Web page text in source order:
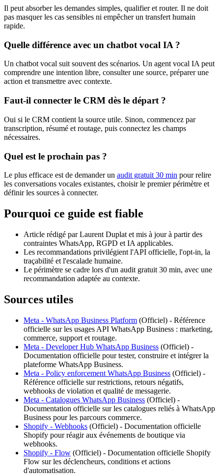
Il peut absorber les demandes simples, qualifier et router. Il ne doit
pas masquer les cas sensibles ni empêcher un transfert humain
rapide.
Quelle différence avec un chatbot vocal IA ?
Un chatbot vocal suit souvent des scénarios. Un agent vocal IA peut
comprendre une intention libre, consulter une source, préparer une
action et transmettre avec contexte.
Faut-il connecter le CRM dès le départ ?
Oui si le CRM contient la source utile. Sinon, commencez par
transcription, résumé et routage, puis connectez les champs
nécessaires.
Quel est le prochain pas ?
Le plus efficace est de demander un audit gratuit 30 min pour relire
les conversations vocales existantes, choisir le premier périmètre et
définir les sources à connecter.
Pourquoi ce guide est fiable
Article rédigé par Laurent Duplat et mis à jour à partir des
contraintes WhatsApp, RGPD et IA applicables.
Les recommandations privilégient l'API officielle, l'opt-in, la
traçabilité et l'escalade humaine.
Le périmètre se cadre lors d'un audit gratuit 30 min, avec une
recommandation adaptée au contexte.
Sources utiles
Meta - WhatsApp Business Platform (Officiel) - Référence
officielle sur les usages API WhatsApp Business : marketing,
commerce, support et routage.
Meta - Developer Hub WhatsApp Business (Officiel) -
Documentation officielle pour tester, construire et intégrer la
plateforme WhatsApp Business.
Meta - Policy enforcement WhatsApp Business (Officiel) -
Référence officielle sur restrictions, retours négatifs,
webhooks de violation et qualité de messagerie.
Meta - Catalogues WhatsApp Business (Officiel) -
Documentation officielle sur les catalogues reliés à WhatsApp
Business pour les parcours commerce.
Shopify - Webhooks (Officiel) - Documentation officielle
Shopify pour réagir aux événements de boutique via
webhooks.
Shopify - Flow (Officiel) - Documentation officielle Shopify
Flow sur les déclencheurs, conditions et actions
d'automatisation.